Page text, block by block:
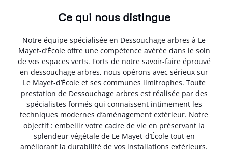
Ce qui nous distingue
Notre équipe spécialisée en Dessouchage arbres à Le
Mayet-d’École offre une compétence avérée dans le soin
de vos espaces verts. Forts de notre savoir-faire éprouvé
en dessouchage arbres, nous opérons avec sérieux sur
Le Mayet-d’École et ses communes limitrophes. Toute
prestation de Dessouchage arbres est réalisée par des
spécialistes formés qui connaissent intimement les
techniques modernes d’aménagement extérieur. Notre
objectif : embellir votre cadre de vie en préservant la
splendeur végétale de Le Mayet-d’École tout en
améliorant la durabilité de vos installations extérieurs.